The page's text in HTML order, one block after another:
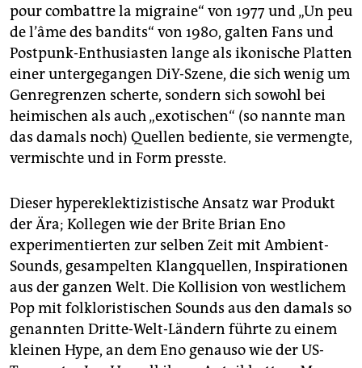
pour combattre la migraine“ von 1977 und „Un peu
de l’âme des bandits“ von 1980, galten Fans und
Postpunk-Enthusiasten lange als ikonische Platten
einer untergegangen DiY-Szene, die sich wenig um
Genregrenzen scherte, sondern sich sowohl bei
heimischen als auch „exotischen“ (so nannte man
das damals noch) Quellen bediente, sie vermengte,
vermischte und in Form presste.
Dieser hypereklektizistische Ansatz war Produkt
der Ära; Kollegen wie der Brite Brian Eno
experimentierten zur selben Zeit mit Ambient-
Sounds, gesampelten Klangquellen, Inspirationen
aus der ganzen Welt. Die Kollision von westlichem
Pop mit folkloristischen Sounds aus den damals so
genannten Dritte-Welt-Ländern führte zu einem
kleinen Hype, an dem Eno genauso wie der US-